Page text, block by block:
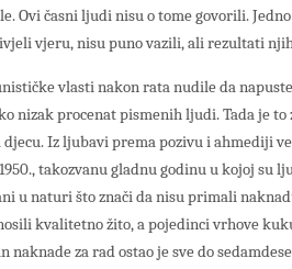
Ovi časni ljudi nisu o tome govorili.
vjeru, nisu puno vazili, ali rezultati
vlasti nakon rata nudile da
nizak procenat pismenih ljudi. Tada je
Iz ljubavi prema pozivu i ahmediji
takozvanu gladnu godinu u kojoj su
u naturi što znači da nisu primali
kvalitetno žito, a pojedinci vrhove
naknade za rad ostao je sve do